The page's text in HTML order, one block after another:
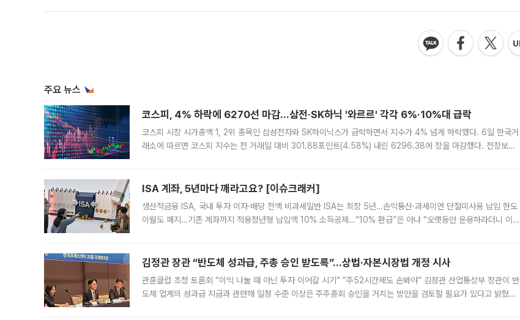
주요 뉴스
코스피, 4% 하락에 6270선 마감…삼전·SK하닉 '와르르' 각각 6%·10%대 급락
코스피 시장 시가총액 1, 2위 종목인 삼성전자와 SK하이닉스가 급락하면서 지수가 4% 넘게 하락했다. 6일 한국거
래소에 따르면 코스피 지수는 전 거래일 대비 301.88포인트(4.58%) 내린 6296.38에 장을 마감했다. 전장보다
ISA 계좌, 5년마다 깨라고요? [이슈크래커]
생산적금융 ISA, 국내 투자 이자·배당 전액 비과세일반 ISA는 최장 5년…손익통산·과세이연 단절미사용 납입 한도
이월도 폐지…기존 계좌까지 적용청년형 납입액 10% 소득공제…“10% 환급”은 아냐 “오랫동안 운용하라더니 이제
김정관 장관 “반도체 성과급, 주총 승인 받도록”…상법·자본시장법 개정 시사
관훈클럽 초청 토론회 “이익 나눌 때 아닌 투자 이어갈 시기” “주52시간제도 손봐야” 김정관 산업통상부 장관이 반
도체 업계의 성과급 지급과 관련해 일정 수준 이상은 주주총회 승인을 거치는 방안을 검토할 필요가 있다고 밝혔다.